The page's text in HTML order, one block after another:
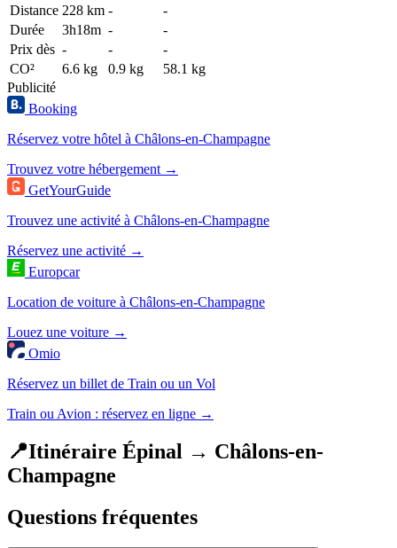
Distance 228 km -
-
Durée
3h18m -
-
Prix dès - -
-
CO²
6.6 kg 0.9 kg
58.1 kg
Publicité
Booking
Réservez votre hôtel à Châlons-en-Champagne
Trouvez votre hébergement →
GetYourGuide
Trouvez une activité à Châlons-en-Champagne
Réservez une activité →
Europcar
Location de voiture à Châlons-en-Champagne
Louez une voiture →
Omio
Réservez un billet de Train ou un Vol
Train ou Avion : réservez en ligne →
📍Itinéraire Épinal → Châlons-en-
Champagne
Questions fréquentes